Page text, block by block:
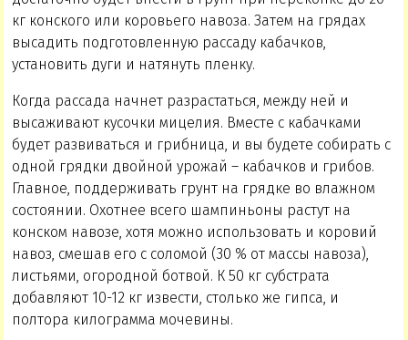
кг конского или коровьего навоза. Затем на грядах
высадить подготовленную рассаду кабачков,
установить дуги и натянуть пленку.
Когда рассада начнет разрастаться, между ней и
высаживают кусочки мицелия. Вместе с кабачками
будет развиваться и грибница, и вы будете собирать с
одной грядки двойной урожай – кабачков и грибов.
Главное, поддерживать грунт на грядке во влажном
состоянии. Охотнее всего шампиньоны растут на
конском навозе, хотя можно использовать и коровий
навоз, смешав его с соломой (30 % от массы навоза),
листьями, огородной ботвой. К 50 кг субстрата
добавляют 10-12 кг извести, столько же гипса, и
полтора килограмма мочевины.